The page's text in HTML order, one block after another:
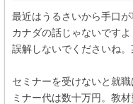
最近はうるさいから手口が
カナダの話じゃないですよ
誤解しないでくださいね
セミナーを受けないと就
ミナー代は数十万円。教材